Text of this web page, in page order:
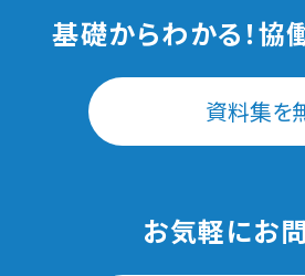
基礎からわかる！協
資料集を
お気軽にお